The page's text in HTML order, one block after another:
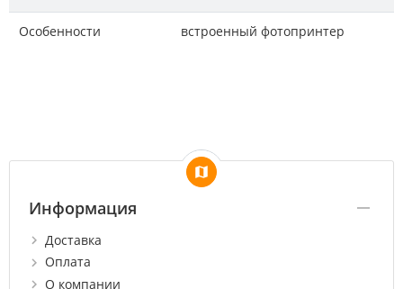
Особенности встроенный фотопринтер
Информация
Доставка
Оплата
О компании